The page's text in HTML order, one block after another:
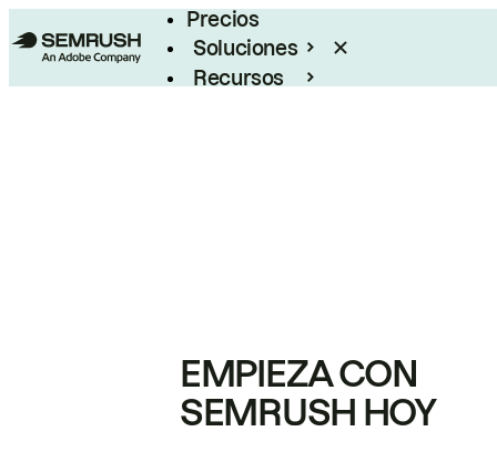
Precios
Soluciones
Recursos
EMPIEZA CON
SEMRUSH HOY